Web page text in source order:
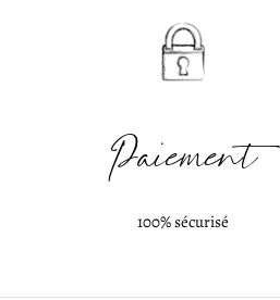
Paiement
100% sécurisé